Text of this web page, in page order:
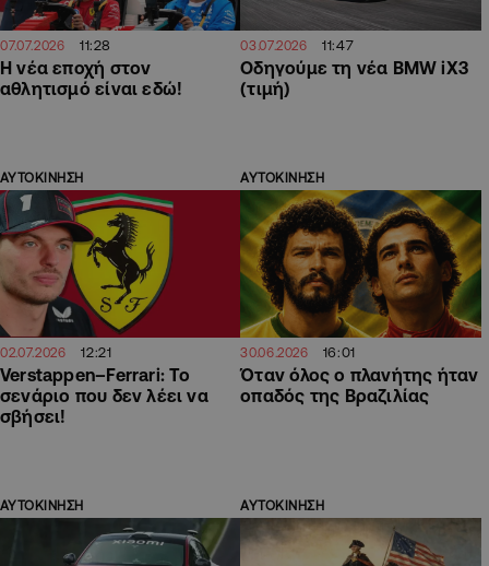
07.07.2026 11:28
Η νέα εποχή στον
αθλητισμό είναι εδώ!
03.07.2026 11:47
Οδηγούμε τη νέα BMW iX3
(τιμή)
ΑΥΤΟΚΙΝΗΣΗ
02.07.2026 12:21
Verstappen–Ferrari: Το
σενάριο που δεν λέει να
σβήσει!
ΑΥΤΟΚΙΝΗΣΗ
30.06.2026 16:01
Όταν όλος ο πλανήτης ήταν
οπαδός της Βραζιλίας
ΑΥΤΟΚΙΝΗΣΗ ΑΥΤΟΚΙΝΗΣΗ